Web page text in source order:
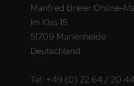
Manfred Breier Online-
Im Kiss 15
51709 Marienheide
Deutschland
Tel: +49 (0) 22 64 / 20 44